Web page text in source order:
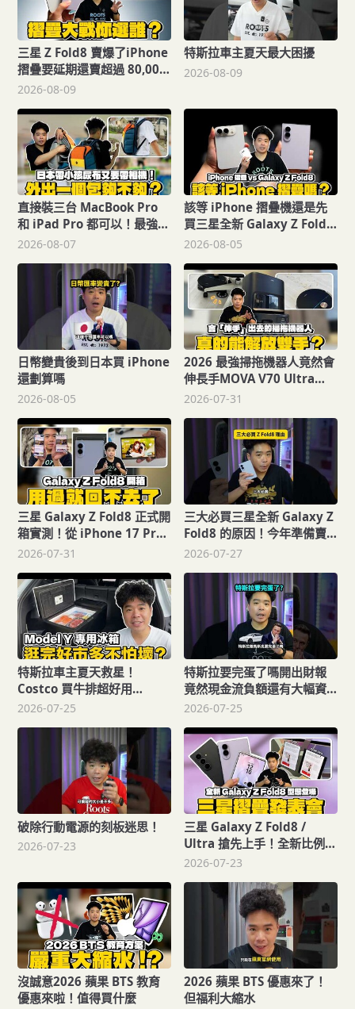
三星 Z Fold8 賣爆了iPhone
摺疊要延期還賣超過 80,000
蘋果摺疊大戰開打！
2026-08-09
特斯拉車主夏天最大困擾
2026-08-09
直接裝三台 MacBook Pro
和 iPad Pro 都可以！最強電
腦包 STM DUX 開箱！還可
2026-08-07
該等 iPhone 摺疊機還是先
買三星全新 Galaxy Z Fold8
從價格到 Z Fold8 開箱上手
2026-08-05
日幣變貴後到日本買 iPhone
還劃算嗎
2026-08-05
2026 最強掃拖機器人竟然會
伸長手MOVA V70 Ultra
Complete X 實測：
拖布，真的能解放雙手
2026-07-31
三星 Galaxy Z Fold8 正式開
箱實測！從 iPhone 17 Pro
Max / Z Fold7 / S26 Ultra
2026-07-31
三大必買三星全新 Galaxy Z
Fold8 的原因！今年準備賣
爆了
2026-07-27
特斯拉車主夏天救星！
Costco 買牛排超好用
Model Y 神級車用電冰箱來
供電露營超好用！還可以手
機 APP 監控！ft. JOWUA
2026-07-25
特斯拉要完蛋了嗎開出財報
竟然現金流負額還有大幅資
本支出！
2026-07-25
破除行動電源的刻板迷思！
2026-07-23
三星 Galaxy Z Fold8 /
Ultra 搶先上手！全新比例真
的變好滑Unpacked 發表會
2026-07-23
沒誠意2026 蘋果 BTS 教育
優惠來啦！值得買什麼
2026 蘋果 BTS 優惠來了！
但福利大縮水